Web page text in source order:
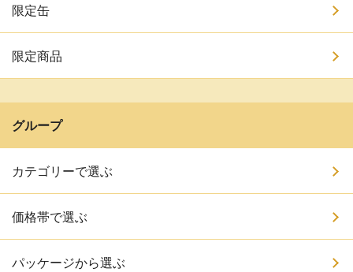
限定缶
限定商品
グループ
カテゴリーで選ぶ
価格帯で選ぶ
パッケージから選ぶ